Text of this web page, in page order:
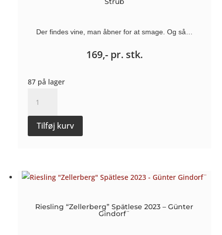
Der findes vine, man åbner for at smage. Og så…
169,- pr. stk.
87 på lager
“Brückchen”
Kabinett
2023
Strub
Tilføj kurv
Riesling “Zellerberg” Spätlese 2023 – Günter
Gindorf¨